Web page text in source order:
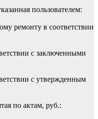
пользователем:
ремонту в соответствии
с заключенными
с утвержденным
по актам, руб.: